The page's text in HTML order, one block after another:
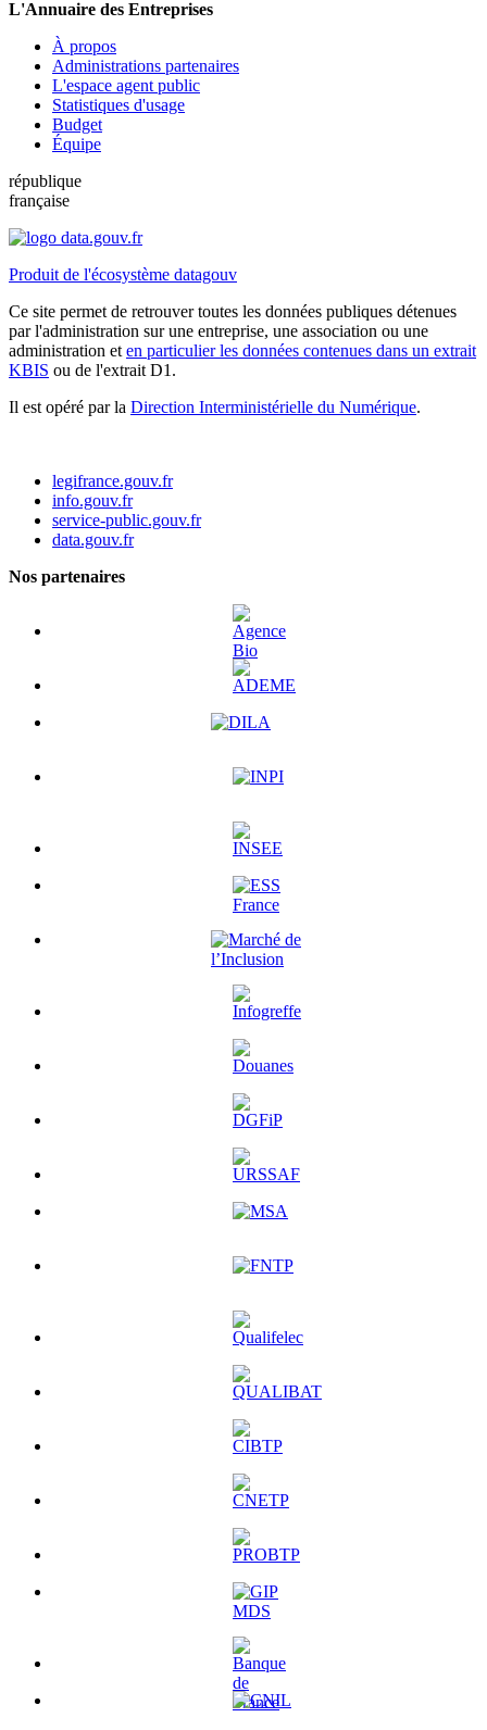
L'Annuaire des Entreprises
À propos
Administrations partenaires
L'espace agent public
Statistiques d'usage
Budget
Équipe
république
française
Produit de l'écosystème datagouv
Ce site permet de retrouver toutes les données publiques détenues
par l'administration sur une entreprise, une association ou une
administration et en particulier les données contenues dans un extrait
KBIS ou de l'extrait D1.
Il est opéré par la Direction Interministérielle du Numérique.
legifrance.gouv.fr
info.gouv.fr
service-public.gouv.fr
data.gouv.fr
Nos partenaires